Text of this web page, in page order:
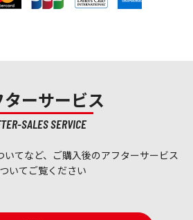
ターサービス
SALES SERVICE
てなど、ご購入後のアフターサービス
いてご覧ください